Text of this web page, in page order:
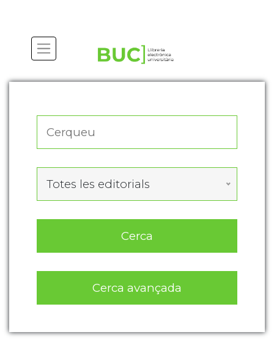
Totes les editorials
Cerca
Cerca avançada